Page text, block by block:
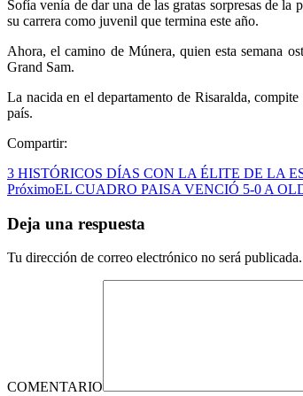
Sofía venía de dar una de las gratas sorpresas de
su carrera como juvenil que termina este año.
Ahora, el camino de Múnera, quien esta semana
Grand Sam.
La nacida en el departamento de Risaralda,
país.
Compartir:
3 HISTÓRICOS DÍAS CON LA ÉLITE DE LA
PróximoEL CUADRO PAISA VENCIÓ 5-0 A
Deja una respuesta
Tu dirección de correo electrónico no será publicada.
COMENTARIO